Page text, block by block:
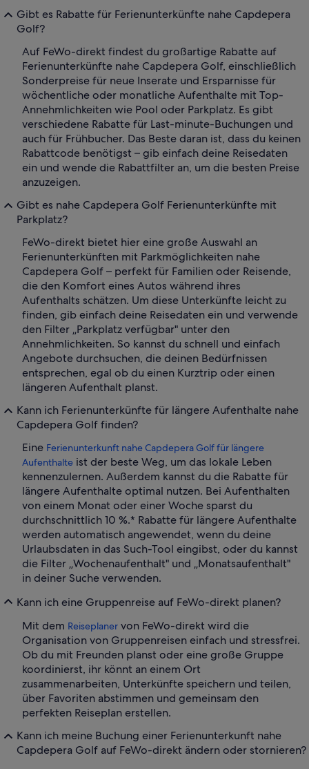
Gibt es Rabatte für Ferienunterkünfte nahe Capdepera
Golf?
Auf FeWo-direkt findest du großartige Rabatte auf
Ferienunterkünfte nahe Capdepera Golf, einschließlich
Sonderpreise für neue Inserate und Ersparnisse für
wöchentliche oder monatliche Aufenthalte mit Top-
Annehmlichkeiten wie Pool oder Parkplatz. Es gibt
verschiedene Rabatte für Last-minute-Buchungen und
auch für Frühbucher. Das Beste daran ist, dass du keinen
Rabattcode benötigst – gib einfach deine Reisedaten
ein und wende die Rabattfilter an, um die besten Preise
anzuzeigen.
Gibt es nahe Capdepera Golf Ferienunterkünfte mit
Parkplatz?
FeWo-direkt bietet hier eine große Auswahl an
Ferienunterkünften mit Parkmöglichkeiten nahe
Capdepera Golf – perfekt für Familien oder Reisende,
die den Komfort eines Autos während ihres
Aufenthalts schätzen. Um diese Unterkünfte leicht zu
finden, gib einfach deine Reisedaten ein und verwende
den Filter „Parkplatz verfügbar" unter den
Annehmlichkeiten. So kannst du schnell und einfach
Angebote durchsuchen, die deinen Bedürfnissen
entsprechen, egal ob du einen Kurztrip oder einen
längeren Aufenthalt planst.
Kann ich Ferienunterkünfte für längere Aufenthalte nahe
Capdepera Golf finden?
Eine Ferienunterkunft nahe Capdepera Golf für längere
Aufenthalte ist der beste Weg, um das lokale Leben
kennenzulernen. Außerdem kannst du die Rabatte für
längere Aufenthalte optimal nutzen. Bei Aufenthalten
von einem Monat oder einer Woche sparst du
durchschnittlich 10 %.* Rabatte für längere Aufenthalte
werden automatisch angewendet, wenn du deine
Urlaubsdaten in das Such-Tool eingibst, oder du kannst
die Filter „Wochenaufenthalt" und „Monatsaufenthalt"
in deiner Suche verwenden.
Kann ich eine Gruppenreise auf FeWo-direkt planen?
Mit dem Reiseplaner von FeWo-direkt wird die
Organisation von Gruppenreisen einfach und stressfrei.
Ob du mit Freunden planst oder eine große Gruppe
koordinierst, ihr könnt an einem Ort
zusammenarbeiten, Unterkünfte speichern und teilen,
über Favoriten abstimmen und gemeinsam den
perfekten Reiseplan erstellen.
Kann ich meine Buchung einer Ferienunterkunft nahe
Capdepera Golf auf FeWo-direkt ändern oder stornieren?